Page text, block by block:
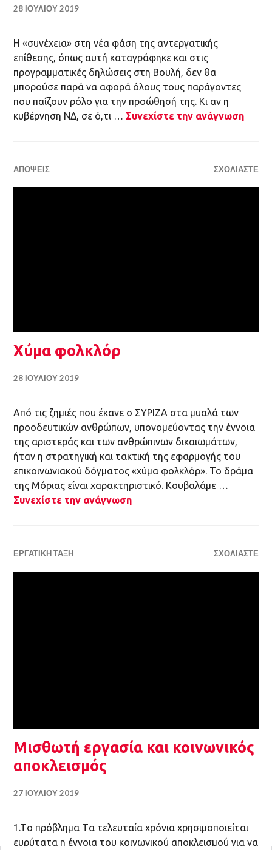
επίθεσης, όπως αυτή καταγράφηκε και στις
προγραμματικές δηλώσεις στη Βουλή, δεν θα
μπορούσε παρά να αφορά όλους τους παράγοντες
που παίζουν ρόλο για την προώθησή της. Κι αν η
κυβέρνηση ΝΔ, σε ό,τι …Συνεχίστε την ανάγνωση
Χύμα φολκλόρ
28 ΙΟΥΛΊΟΥ 2019
προοδευτικών ανθρώπων, υπονομεύοντας την έννοια
της αριστεράς και των ανθρώπινων δικαιωμάτων,
ήταν η στρατηγική και τακτική της εφαρμογής του
επικοινωνιακού δόγματος «χύμα φολκλόρ». Το δράμα
της Μόριας είναι χαρακτηριστικό. Κουβαλάμε …
Συνεχίστε την ανάγνωση
Μισθωτή εργασία και κοινωνικός
αποκλεισμός
ευρύτατα η έννοια του κοινωνικού αποκλεισμού για να
χαρακτηρίσει φαινόμενα που αφορούν την κοινωνική